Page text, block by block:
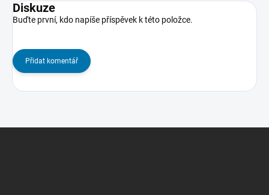
Diskuze
Buďte první, kdo napíše příspěvek k této položce.
Přidat komentář